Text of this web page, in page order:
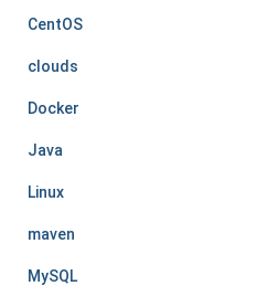
CentOS
clouds
Docker
Java
Linux
maven
MySQL